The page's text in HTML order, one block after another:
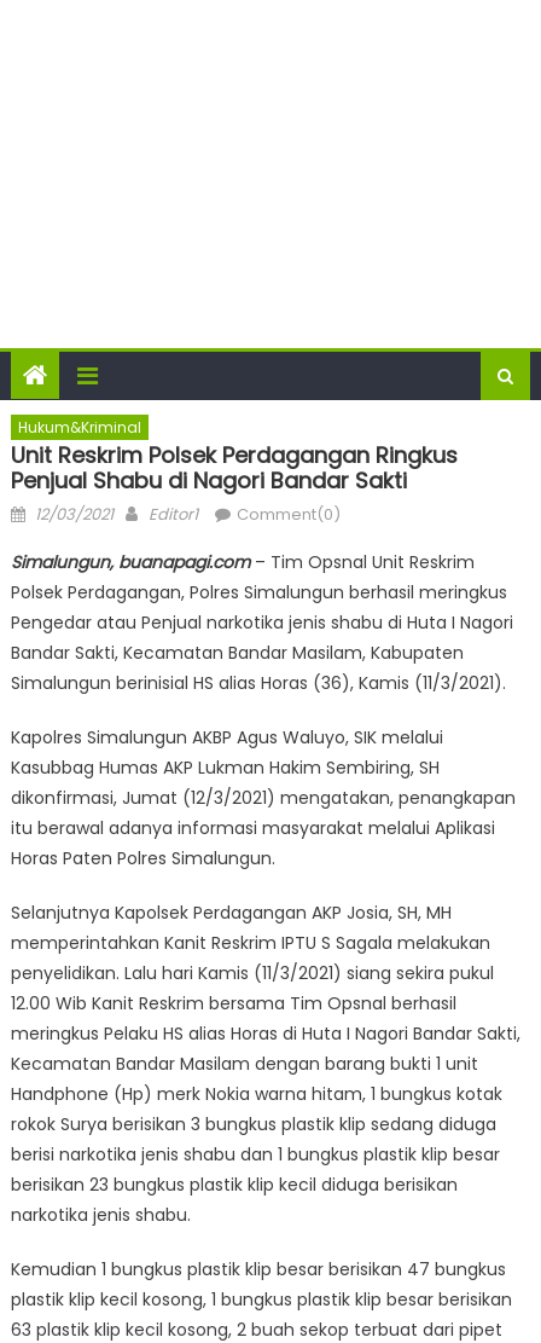
Hukum&Kriminal
Unit Reskrim Polsek Perdagangan Ringkus
Penjual Shabu di Nagori Bandar Sakti
Posted
12/03/2021 Author
Editor1 Comment(0)
Simalungun, buanapagi.com– Tim Opsnal Unit Reskrim
Polsek Perdagangan, Polres Simalungun berhasil meringkus
Pengedar atau Penjual narkotika jenis shabu di Huta I Nagori
Bandar Sakti, Kecamatan Bandar Masilam, Kabupaten
Simalungun berinisial HS alias Horas (36), Kamis (11/3/2021).
Kapolres Simalungun AKBP Agus Waluyo, SIK melalui
Kasubbag Humas AKP Lukman Hakim Sembiring, SH
dikonfirmasi, Jumat (12/3/2021) mengatakan, penangkapan
itu berawal adanya informasi masyarakat melalui Aplikasi
Horas Paten Polres Simalungun.
Selanjutnya Kapolsek Perdagangan AKP Josia, SH, MH
memperintahkan Kanit Reskrim IPTU S Sagala melakukan
penyelidikan. Lalu hari Kamis (11/3/2021) siang sekira pukul
12.00 Wib Kanit Reskrim bersama Tim Opsnal berhasil
meringkus Pelaku HS alias Horas di Huta I Nagori Bandar Sakti,
Kecamatan Bandar Masilam dengan barang bukti 1 unit
Handphone (Hp) merk Nokia warna hitam, 1 bungkus kotak
rokok Surya berisikan 3 bungkus plastik klip sedang diduga
berisi narkotika jenis shabu dan 1 bungkus plastik klip besar
berisikan 23 bungkus plastik klip kecil diduga berisikan
narkotika jenis shabu.
Kemudian 1 bungkus plastik klip besar berisikan 47 bungkus
plastik klip kecil kosong, 1 bungkus plastik klip besar berisikan
63 plastik klip kecil kosong, 2 buah sekop terbuat dari pipet